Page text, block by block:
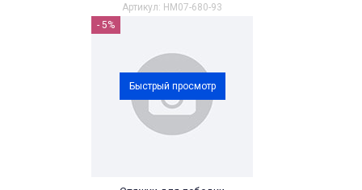
Артикул: HM07-680-93
- 5%
Быстрый просмотр